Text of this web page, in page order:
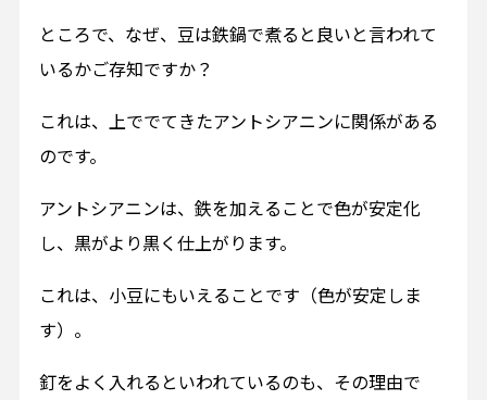
ところで、なぜ、豆は鉄鍋で煮ると良いと言われて
いるかご存知ですか？
これは、上ででてきたアントシアニンに関係がある
のです。
アントシアニンは、鉄を加えることで色が安定化
し、黒がより黒く仕上がります。
これは、小豆にもいえることです（色が安定しま
す）。
釘をよく入れるといわれているのも、その理由で